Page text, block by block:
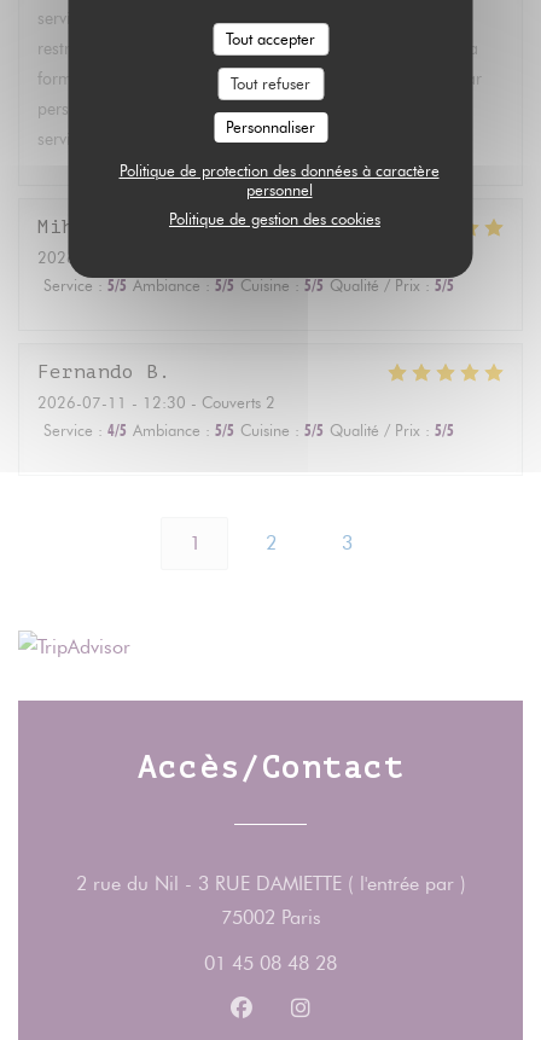
Tout accepter
Tout refuser
Personnaliser
Politique de protection des données à caractère
personnel
Politique de gestion des cookies
service était rapide, et ils ont su s'adapter à toutes les
restrictions alimentaires ! Le seul bémol je trouve c'est que la
formule fixe que nous avons eue était un peu chère (24€ par
personne) par rapport à la quantité et la diversité des plats
servis. Mais c'était vraiment super bon !
Mihoko
2026-07-17
Service : 5/5 Ambiance : 5/5 Cuisine : 5/5 Qualité / Prix : 5/5
Fernando B
2026-07-11 - 12:30 - Couverts 2
Service : 4/5 Ambiance : 5/5 Cuisine : 5/5 Qualité / Prix : 5/5
1 2 3
Accès/Contact
2 rue du Nil - 3 RUE DAMIETTE ( l'entrée par )
75002 Paris((ouvre une nouvelle
01 45 08 48 28
Facebook ((ouvre une nouvelle
Instagram ((ouvre une